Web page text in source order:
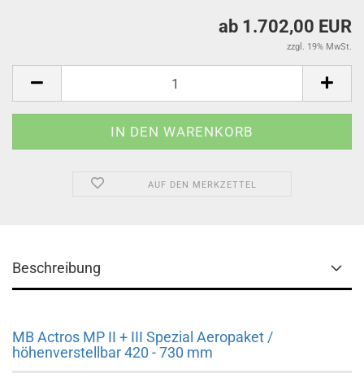
ab 1.702,00 EUR
zzgl. 19% MwSt.
AUF DEN MERKZETTEL
Beschreibung
MB Actros MP II + III Spezial Aeropaket /
höhenverstellbar 420 - 730 mm